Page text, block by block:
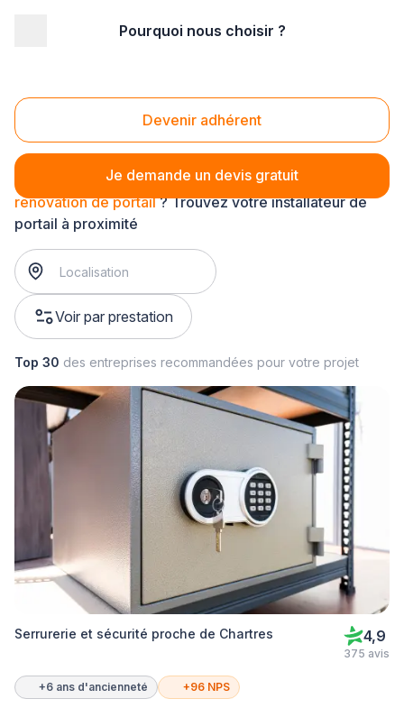
Pourquoi nous choisir ?
Devenir adhérent
Je demande un devis gratuit
Rénovation de portail
rénovation de portail? Trouvez votre installateur de
portail à proximité
Voir par prestation
Top 30 des entreprises recommandées pour votre projet
Serrurerie et sécurité proche de Chartres 4,9
375 avis
+6 ans d'ancienneté +96 NPS